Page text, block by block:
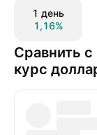
1 день
1,16%
Сравнить
курс